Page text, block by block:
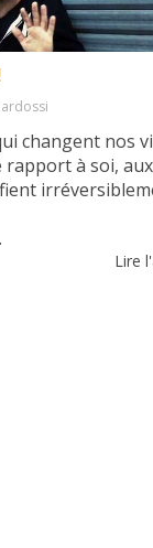
changent nos
à soi, aux
Lire